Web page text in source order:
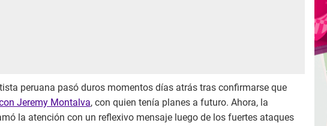
peruana pasó duros momentos días atrás tras confirmarse que
Jeremy Montalva, con quien tenía planes a futuro. Ahora, la
la atención con un reflexivo mensaje luego de los fuertes ataques